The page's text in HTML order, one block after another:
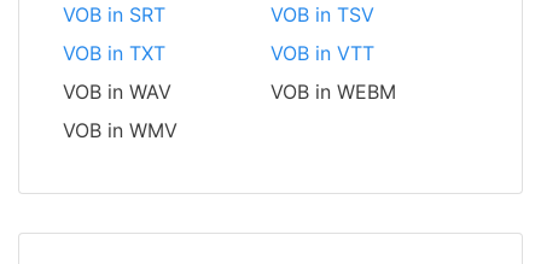
VOB in SRT
VOB in TSV
VOB in TXT
VOB in VTT
VOB in WAV
VOB in WEBM
VOB in WMV